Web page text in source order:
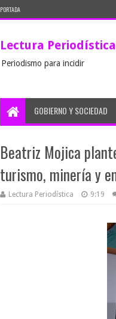
PORTADA
Lectura Periodística
Periodismo para incidir
GOBIERNO Y SOCIEDAD
Beatriz Mojica
turismo, minería y
Lectura Periodística 9:19